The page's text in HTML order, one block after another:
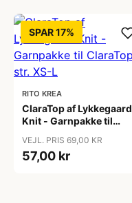
SPAR 17%
RITO KREA
ClaraTop af Lykkegaard
Knit - Garnpakke til
VEJL. PRIS 69,00 KR
57,00 kr